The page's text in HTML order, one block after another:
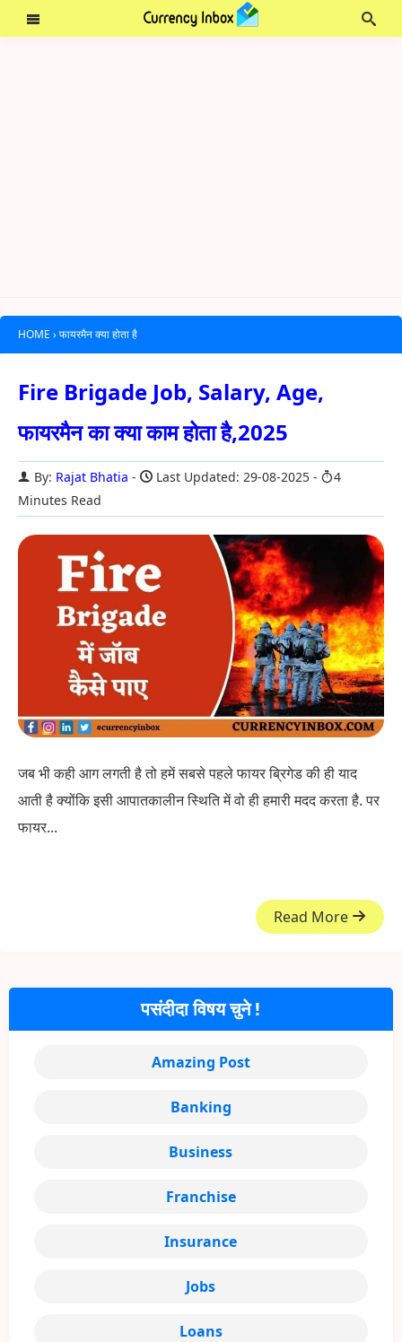
HOME › फायरमैन क्या होता है
Fire Brigade Job, Salary, Age,
फायरमैन का क्या काम होता है,2025
By: Rajat Bhatia Last Updated: 29-08-2025
4
Minutes Read
जब भी कही आग लगती है तो हमें सबसे पहले फायर ब्रिगेड की ही याद
आती है क्योंकि इसी आपातकालीन स्थिति में वो ही हमारी मदद करता है. पर
फायर...
Read More
पसंदीदा विषय चुने !
Amazing Post
Banking
Business
Franchise
Insurance
Jobs
Loans